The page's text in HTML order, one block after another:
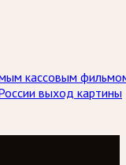
кассовым
выход картины